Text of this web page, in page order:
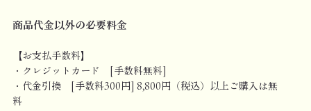
商品代金以外の必要料金
【お支払手数料】
・クレジットカード [手数料無料]
・代金引換 [手数料300円] 8,800円（税込）以上ご購入は無
料